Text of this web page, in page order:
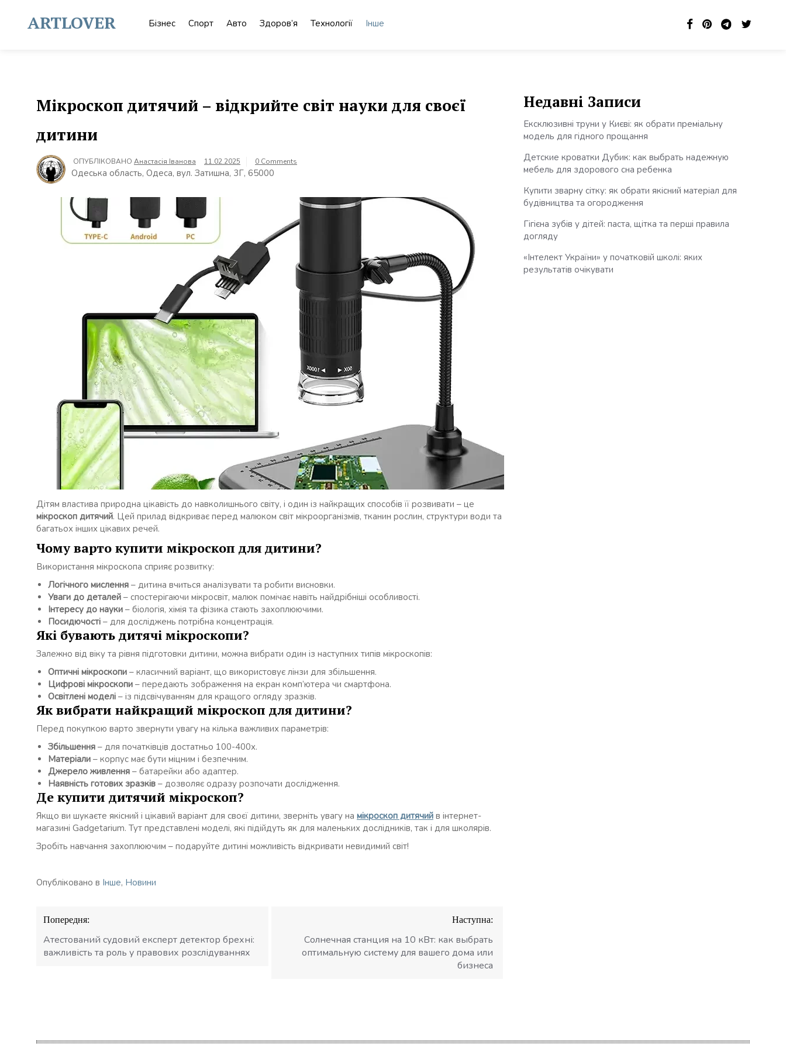
contentARTLOVER Бізнес Спорт Авто Здоров’я Технології Інше
Мікроскоп дитячий – відкрийте світ науки для своєї
дитини
ОПУБЛІКОВАНО Анастасія Іванова 11.02.2025 0 Comments
Одеська область, Одеса, вул. Затишна, 3Г, 65000
Дітям властива природна цікавість до навколишнього світу, і один із найкращих способів її розвивати – це
мікроскоп дитячий. Цей прилад відкриває перед малюком світ мікроорганізмів, тканин рослин, структури води та
багатьох інших цікавих речей.
Чому варто купити мікроскоп для дитини?
Використання мікроскопа сприяє розвитку:
Логічного мислення – дитина вчиться аналізувати та робити висновки.
Уваги до деталей – спостерігаючи мікросвіт, малюк помічає навіть найдрібніші особливості.
Інтересу до науки – біологія, хімія та фізика стають захоплюючими.
Посидючості – для досліджень потрібна концентрація.
Які бувають дитячі мікроскопи?
Залежно від віку та рівня підготовки дитини, можна вибрати один із наступних типів мікроскопів:
Оптичні мікроскопи – класичний варіант, що використовує лінзи для збільшення.
Цифрові мікроскопи – передають зображення на екран комп’ютера чи смартфона.
Освітлені моделі – із підсвічуванням для кращого огляду зразків.
Як вибрати найкращий мікроскоп для дитини?
Перед покупкою варто звернути увагу на кілька важливих параметрів:
Збільшення – для початківців достатньо 100-400х.
Матеріали – корпус має бути міцним і безпечним.
Джерело живлення – батарейки або адаптер.
Наявність готових зразків – дозволяє одразу розпочати дослідження.
Де купити дитячий мікроскоп?
Якщо ви шукаєте якісний і цікавий варіант для своєї дитини, зверніть увагу на мікроскоп дитячий в інтернет-
магазині Gadgetarium. Тут представлені моделі, які підійдуть як для маленьких дослідників, так і для школярів.
Зробіть навчання захоплюючим – подаруйте дитині можливість відкривати невидимий світ!
Опубліковано в Інше, Новини
Навігація
записів
Попередня:
Атестований судовий експерт детектор брехні:
важливість та роль у правових розслідуваннях
Наступна:
Солнечная станция на 10 кВт: как выбрать
оптимальную систему для вашего дома или
бизнеса
Недавні Записи
Ексклюзивні труни у Києві: як обрати преміальну
модель для гідного прощання
Детские кроватки Дубик: как выбрать надежную
мебель для здорового сна ребенка
Купити зварну сітку: як обрати якісний матеріал для
будівництва та огородження
Гігієна зубів у дітей: паста, щітка та перші правила
догляду
«Інтелект України» у початковій школі: яких
результатів очікувати